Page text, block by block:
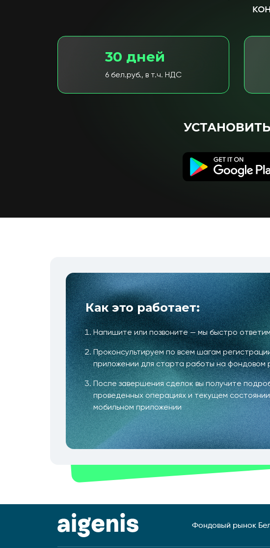
30 дней
6 бел.руб., в т.ч. НДС
УСТАНОВИТЬ
Как это работает:
Напишите или позвоните — мы быстро
Проконсультируем по всем шагам
приложении для старта работы на фондовом
После завершения сделок вы получите
проведенных операциях и текущем
мобильном приложении
Фондовый рынок